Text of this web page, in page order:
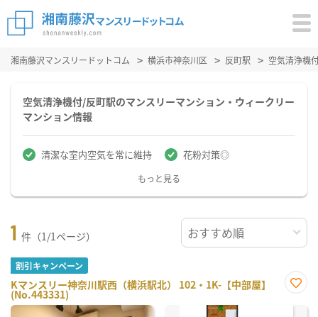
湘南藤沢マンスリードットコム 横浜市神奈川区 反町駅 空気清浄機
空気清浄機付/反町駅のマンスリーマンション・ウィークリー
マンション情報
清潔な室内空気を常に維持 花粉対策◎
もっと見る
1 件（1/1ページ）
割引キャンペーン
Kマンスリー神奈川駅西（横浜駅北） 102・1K-【中部屋】
(No.443331)
に入